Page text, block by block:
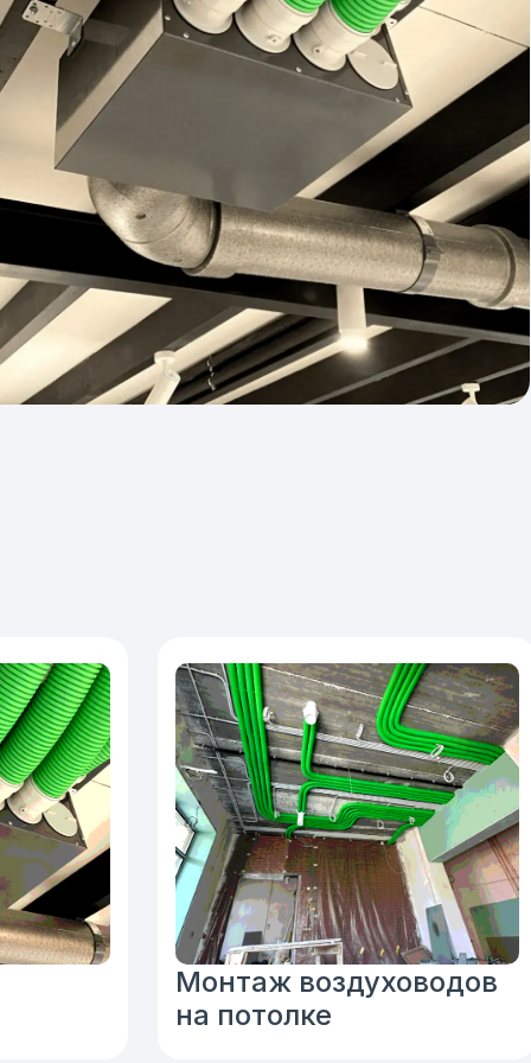
Монтаж воздуховодов
на потолке